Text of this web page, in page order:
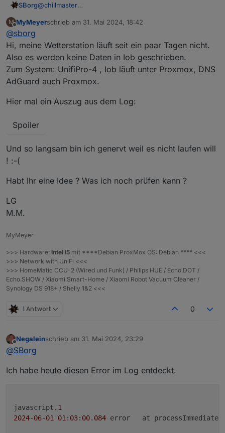
SBorg@chillmaster
:)
Deswegen hatte ich unter anderem die Bucketnamen
bei mehr als 50 Panels die geändert... Dank der
zentralen Variablen ist dies nun ratz-fatz erledigt.
Ich kann auch nur zu Aliasen im ioB raten. Macht zwar
einmalig etwas mehr Arbeit, aber wenn ein Gerät
ausfällt dann alle Skripte/Blockys/Flows/VIS/Bindings
M
Offline
MyMeyerschrieb am 31. Mai 2024, 18:42
zuletzt editiert von
@sborg
Hi, meine Wetterstation läuft seit ein paar Tagen nicht.
Also es werden keine Daten in Iob geschrieben.
Zum System: UnifiPro-4 , Iob läuft unter Proxmox, DNS
AdGuard auch Proxmox.
Hier mal ein Auszug aus dem Log:
Spoiler
Und so langsam bin ich genervt weil es nicht laufen will
! :-(
Habt Ihr eine Idee ? Was ich noch prüfen kann ?
LG
M.M.
MyMeyer
>>> Hardware: Intel I5 mit ****Debian ProxMox OS: Debian **** <<<
>>> Network with UniFi <<<
>>> HomeMatic CCU-2 (Wired und Funk) / Philips HUE / Echo.DOT /
Echo.SHOW / Xiaomi Smart-Home / Xiaomi Robot Vacuum Cleaner /
Synology DS 918+ / Shelly 1&2 <<<
1 Antwort 0
Offline
Negaleinschrieb am 31. Mai 2024, 23:29
zuletzt editiert von
@SBorg
Ich habe heute diesen Error im Log entdeckt.
javascript .1
2024-06-01 01 : 03: 00.084
error	at processImmediate